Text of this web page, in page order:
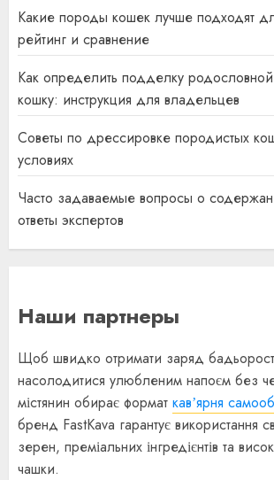
Какие породы кошек лучше подходят
рейтинг и сравнение
Как определить подделку
кошку: инструкция для владельцев
Советы по дрессировке породистых
условиях
Часто задаваемые вопросы о
ответы экспертов
Наши партнеры
Щоб швидко отримати заряд
насолодитися улюбленим напоєм без
містянин обирає формат кавʼярня
бренд FastKava гарантує використання
зерен, преміальних інгредієнтів та
чашки.